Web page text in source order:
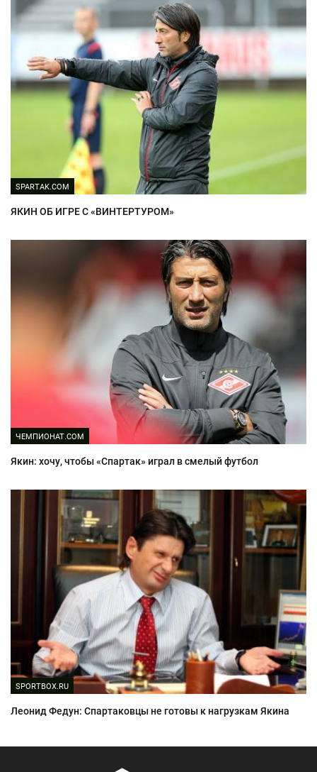
SPARTAK.COM
ЯКИН ОБ ИГРЕ С «ВИНТЕРТУРОМ»
ЧЕМПИОНАТ.COM
Якин: хочу, чтобы «Спартак» играл в смелый футбол
SPORTBOX.RU
Леонид Федун: Спартаковцы не готовы к нагрузкам Якина